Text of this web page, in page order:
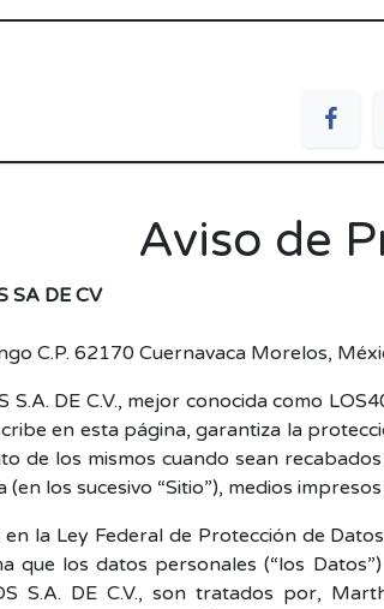
Aviso de
SA DE CV
C.P. 62170 Cuernavaca Morelos,
S.A. DE C.V., mejor conocida como
en esta página, garantiza la
de los mismos cuando sean
los sucesivo “Sitio”), medios
la Ley Federal de Protección de
que los datos personales (“los
S.A. DE C.V., son tratados por,